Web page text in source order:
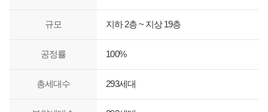
규모 지하 2층 ~ 지상 19층
공정률 100%
총세대수 293세대